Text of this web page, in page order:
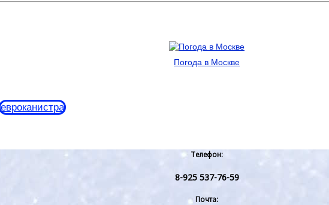
Погода в Москве
евроканистра
Телефон:
8-925 537-76-59
Почта: